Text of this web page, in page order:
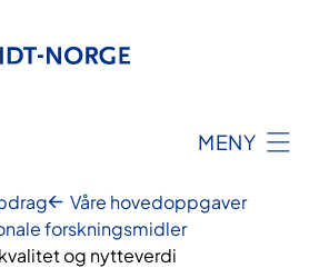
MENY
Våre hovedoppgaver
forskningsmidler
og nytteverdi